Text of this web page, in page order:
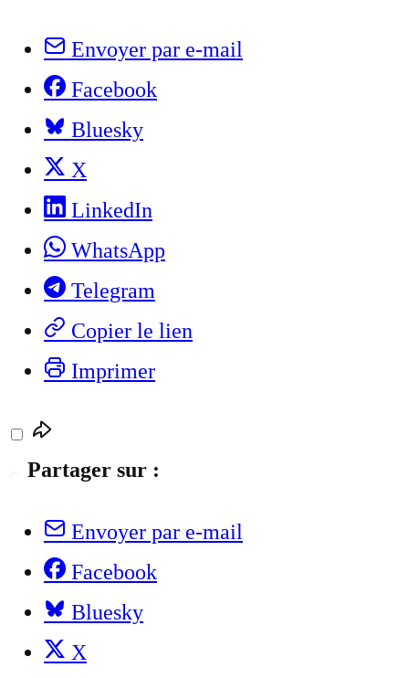
Envoyer par e-mail
Facebook
Bluesky
X
LinkedIn
WhatsApp
Telegram
Copier le lien
Imprimer
Partager sur :
Envoyer par e-mail
Facebook
Bluesky
X